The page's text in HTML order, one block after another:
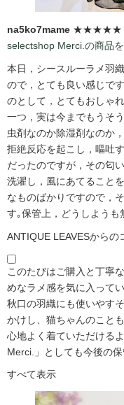
na5ko7mame ★★★★★
selectshop Merci.の商品
本日，シースルーラメ羽
ので，とても良い感じで
のとして，とてもおしゃ
一つ，実は今までもうそ
虫剤なのか除湿剤なのか
拒絶反応を起こし，嘔吐
だったのですが，その匂
洗濯し，風にあてること
なものばかりですので，
す｡保管上，どうしようも
ANTIQUE LEAVESからの
このたびはご購入と丁寧
めなラメ感を気に入って
秋口の羽織にも使いやす
かけし、猫ちゃんのこと
心地よく着ていただける
Merci.」としても今後の
すべて表示